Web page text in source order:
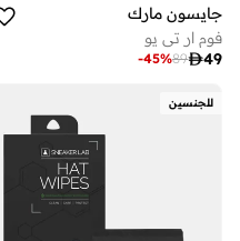
جايسون مارك
فوم ار تي يو
49
89
-45%
للجنسين